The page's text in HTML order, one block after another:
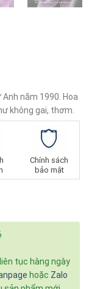
năm 1990. Hoa
không gai, thơm.
Chính sách
bảo mật
tục hàng ngày
hoặc Zalo